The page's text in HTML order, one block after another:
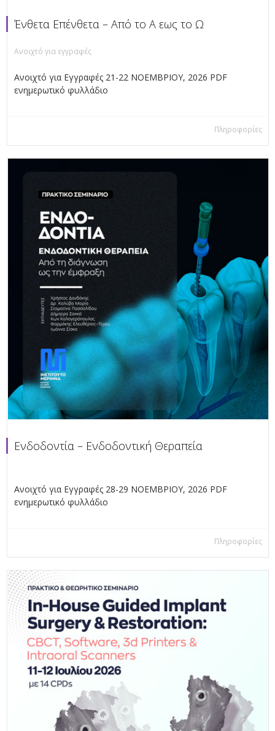
Ένθετα Επένθετα – Από το Α εως το Ω
Ανοιχτό για εγγραφές
Ανοιχτό για Εγγραφές 21-22 ΝΟΕΜΒΡΙΟΥ, 2026 PDF
ενημερωτικό φυλλάδιο
Πληροφορίες
Ενδοδοντία – Ενδοδοντική Θεραπεία
Ανοιχτό για Εγγραφές 28-29 ΝΟΕΜΒΡΙΟΥ, 2026 PDF
ενημερωτικό φυλλάδιο
Πληροφορίες